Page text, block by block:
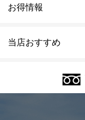
当店おすすめ
式部の香りシリーズ
お得情報
会員規約について